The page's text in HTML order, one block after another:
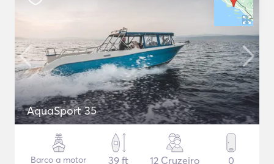
AquaSport 35
Barco a motor
39 ft
12 Cruzeiro 0